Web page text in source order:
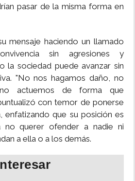
pasar de la misma forma en
mensaje haciendo un llamado
sin agresiones y
la sociedad puede avanzar sin
"No nos hagamos daño, no
actuemos de forma que
con temor de ponerse
enfatizando que su posición es
no querer ofender a nadie ni
a ella o a los demás.